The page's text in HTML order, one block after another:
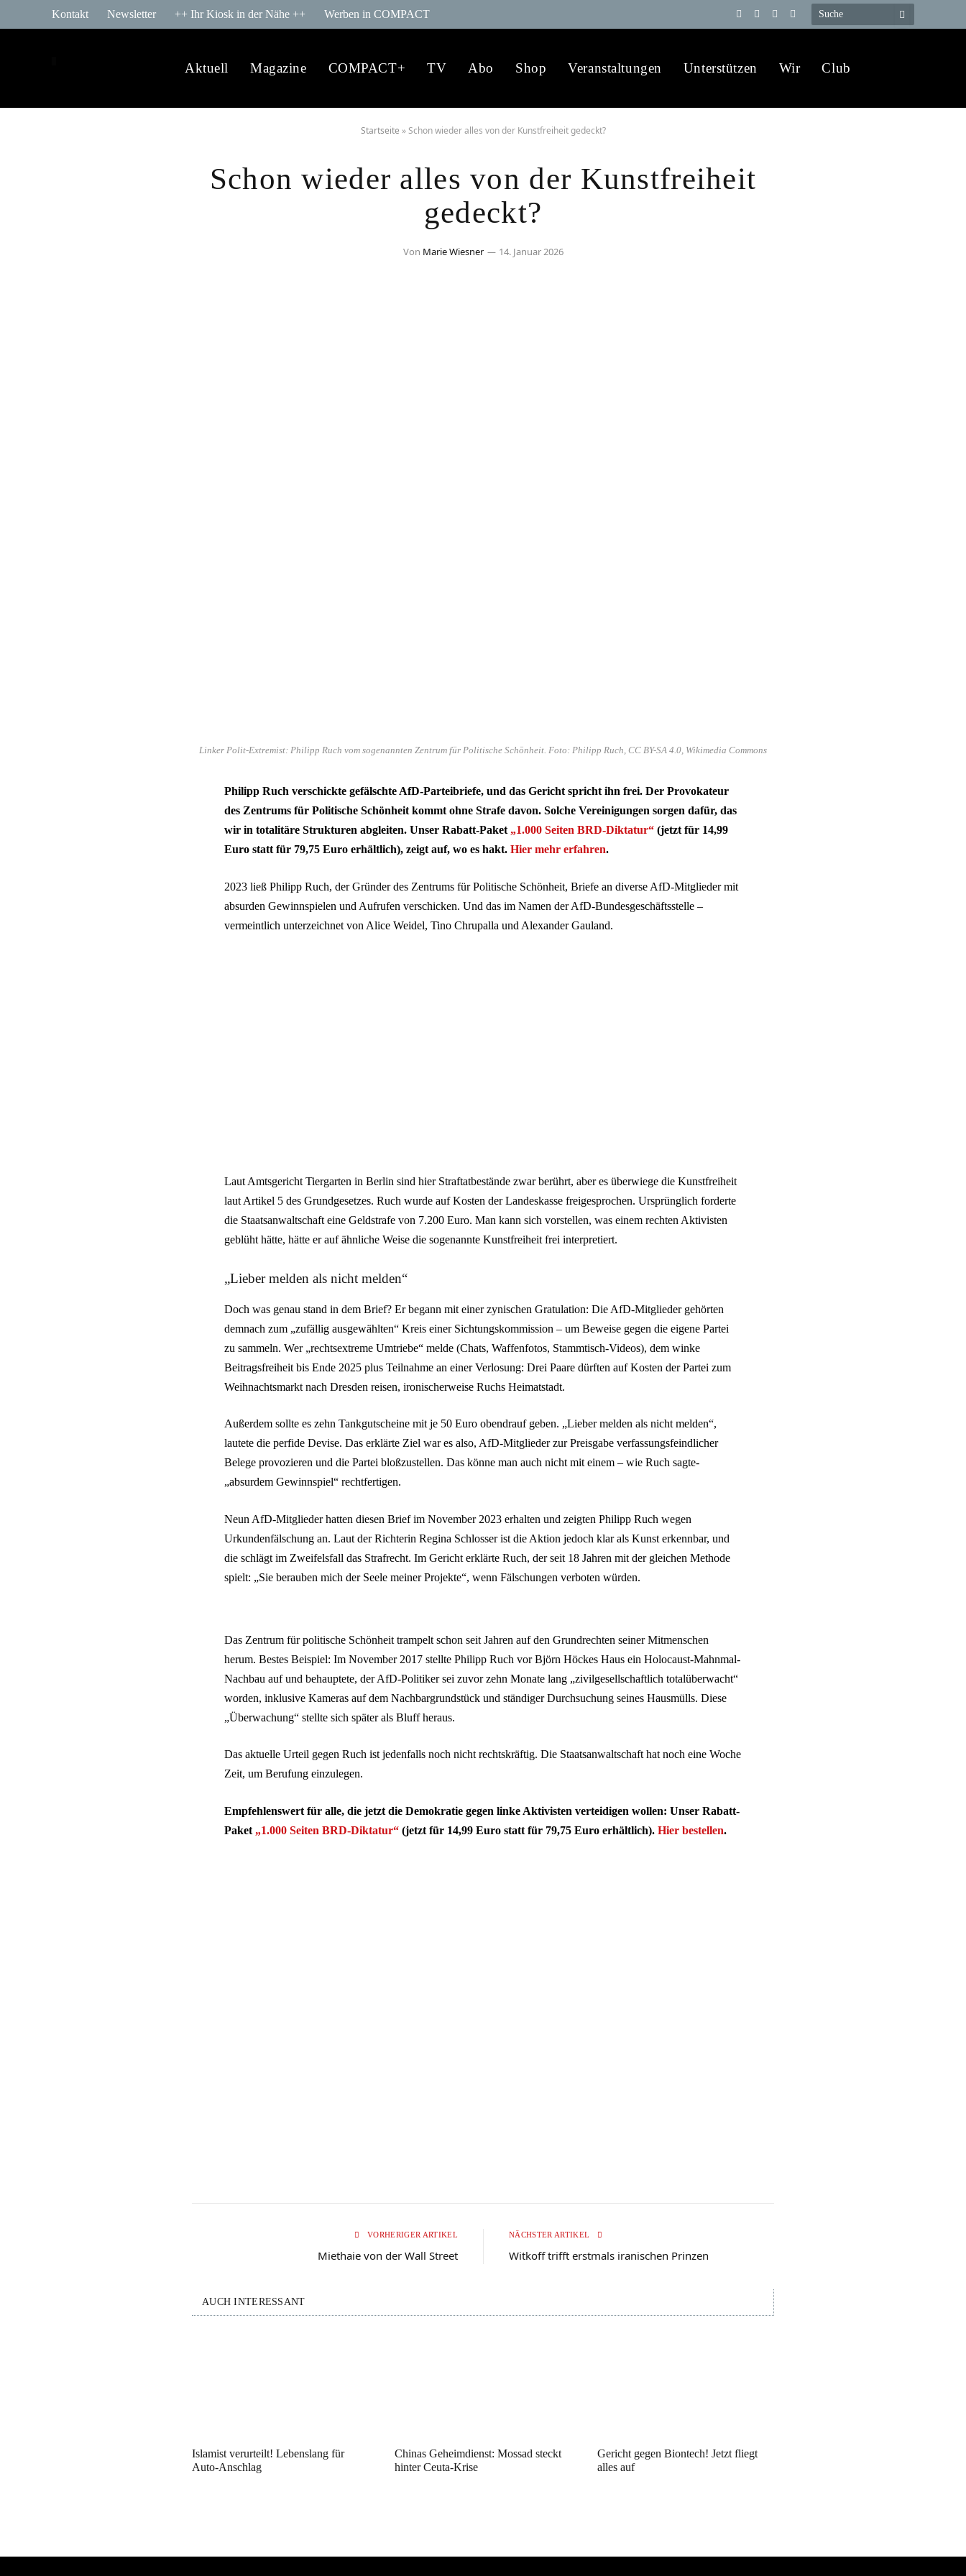
Kontakt Newsletter ++ Ihr Kiosk in der Nähe ++ Werben in COMPACT
Telegram
YouTube
X
WhatsApp
Aktuell Magazine COMPACT+ TV Abo Shop Veranstaltungen Unterstützen Wir Club
Startseite »Schon wieder alles von der Kunstfreiheit gedeckt?
Schon wieder alles von der Kunstfreiheit
gedeckt?
Von Marie Wiesner 14. Januar 2026
Linker Polit-Extremist: Philipp Ruch vom sogenannten Zentrum für Politische Schönheit. Foto: Philipp Ruch, CC BY-SA 4.0, Wikimedia Commons
Philipp Ruch verschickte gefälschte AfD-Parteibriefe, und das Gericht spricht ihn frei. Der Provokateur
des Zentrums für Politische Schönheit kommt ohne Strafe davon. Solche Vereinigungen sorgen dafür, das
wir in totalitäre Strukturen abgleiten. Unser Rabatt-Paket „1.000 Seiten BRD-Diktatur“ (jetzt für 14,99
Euro statt für 79,75 Euro erhältlich), zeigt auf, wo es hakt. Hier mehr erfahren.
2023 ließ Philipp Ruch, der Gründer des Zentrums für Politische Schönheit, Briefe an diverse AfD-Mitglieder mit
absurden Gewinnspielen und Aufrufen verschicken. Und das im Namen der AfD-Bundesgeschäftsstelle –
vermeintlich unterzeichnet von Alice Weidel, Tino Chrupalla und Alexander Gauland.
Laut Amtsgericht Tiergarten in Berlin sind hier Straftatbestände zwar berührt, aber es überwiege die Kunstfreiheit
laut Artikel 5 des Grundgesetzes. Ruch wurde auf Kosten der Landeskasse freigesprochen. Ursprünglich forderte
die Staatsanwaltschaft eine Geldstrafe von 7.200 Euro. Man kann sich vorstellen, was einem rechten Aktivisten
geblüht hätte, hätte er auf ähnliche Weise die sogenannte Kunstfreiheit frei interpretiert.
„Lieber melden als nicht melden“
Doch was genau stand in dem Brief? Er begann mit einer zynischen Gratulation: Die AfD-Mitglieder gehörten
demnach zum „zufällig ausgewählten“ Kreis einer Sichtungskommission – um Beweise gegen die eigene Partei
zu sammeln. Wer „rechtsextreme Umtriebe“ melde (Chats, Waffenfotos, Stammtisch-Videos), dem winke
Beitragsfreiheit bis Ende 2025 plus Teilnahme an einer Verlosung: Drei Paare dürften auf Kosten der Partei zum
Weihnachtsmarkt nach Dresden reisen, ironischerweise Ruchs Heimatstadt.
Außerdem sollte es zehn Tankgutscheine mit je 50 Euro obendrauf geben. „Lieber melden als nicht melden“,
lautete die perfide Devise. Das erklärte Ziel war es also, AfD-Mitglieder zur Preisgabe verfassungsfeindlicher
Belege provozieren und die Partei bloßzustellen. Das könne man auch nicht mit einem – wie Ruch sagte-
„absurdem Gewinnspiel“ rechtfertigen.
Neun AfD-Mitglieder hatten diesen Brief im November 2023 erhalten und zeigten Philipp Ruch wegen
Urkundenfälschung an. Laut der Richterin Regina Schlosser ist die Aktion jedoch klar als Kunst erkennbar, und
die schlägt im Zweifelsfall das Strafrecht. Im Gericht erklärte Ruch, der seit 18 Jahren mit der gleichen Methode
spielt: „Sie berauben mich der Seele meiner Projekte“, wenn Fälschungen verboten würden.
Das Zentrum für politische Schönheit trampelt schon seit Jahren auf den Grundrechten seiner Mitmenschen
herum. Bestes Beispiel: Im November 2017 stellte Philipp Ruch vor Björn Höckes Haus ein Holocaust-Mahnmal-
Nachbau auf und behauptete, der AfD-Politiker sei zuvor zehn Monate lang „zivilgesellschaftlich totalüberwacht“
worden, inklusive Kameras auf dem Nachbargrundstück und ständiger Durchsuchung seines Hausmülls. Diese
„Überwachung“ stellte sich später als Bluff heraus.
Das aktuelle Urteil gegen Ruch ist jedenfalls noch nicht rechtskräftig. Die Staatsanwaltschaft hat noch eine Woche
Zeit, um Berufung einzulegen.
Empfehlenswert für alle, die jetzt die Demokratie gegen linke Aktivisten verteidigen wollen: Unser Rabatt-
Paket „1.000 Seiten BRD-Diktatur“ (jetzt für 14,99 Euro statt für 79,75 Euro erhältlich). Hier bestellen.
VORHERIGER ARTIKEL
Miethaie von der Wall Street
NÄCHSTER ARTIKEL
Witkoff trifft erstmals iranischen Prinzen
AUCH INTERESSANT
Islamist verurteilt! Lebenslang für
Auto-Anschlag
Chinas Geheimdienst: Mossad steckt
hinter Ceuta-Krise
Gericht gegen Biontech! Jetzt fliegt
alles auf